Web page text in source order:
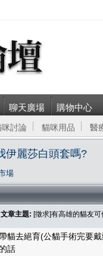
聊天廣場 購物中心
咪討論 貓咪用品 醫
伊麗莎白頭套嗎?
場
文章主題: [徵求]有高雄的貓友
貓去絕育(公貓手術完要
話